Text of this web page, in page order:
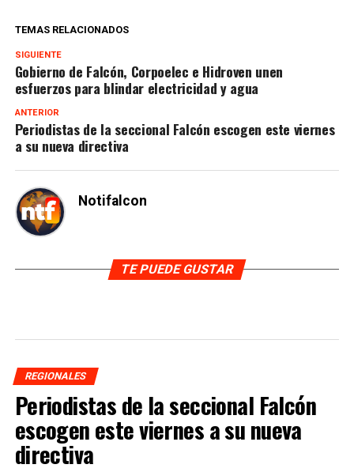
TEMAS RELACIONADOS
SIGUIENTE
Gobierno de Falcón, Corpoelec e Hidroven unen
esfuerzos para blindar electricidad y agua
ANTERIOR
Periodistas de la seccional Falcón escogen este viernes
a su nueva directiva
Notifalcon
TE PUEDE GUSTAR
REGIONALES
Periodistas de la seccional Falcón
escogen este viernes a su nueva
directiva